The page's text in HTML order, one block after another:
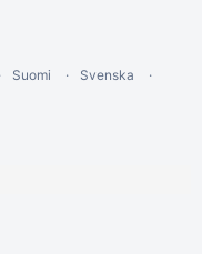
Suomi
Svenska